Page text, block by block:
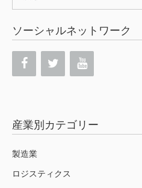
索:
ソーシャルネットワーク
産業別カテゴリー
製造業
ロジスティクス